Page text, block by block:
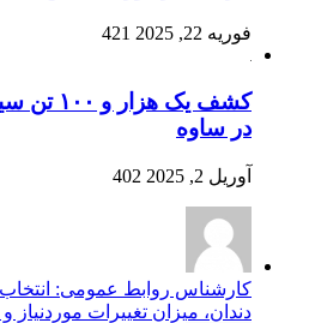
فوریه 22, 2025 421
کشف یک
در ساوه
آوریل 2, 2025 402
کارشناس روابط عمومی:
دندان، میزان تغییرات موردنیاز